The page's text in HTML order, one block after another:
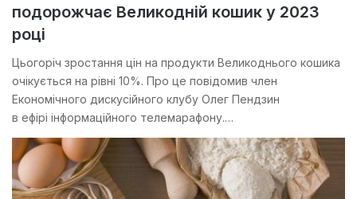
подорожчає Великодній кошик у 2023
році
Цьогоріч зростання цін на продукти Великоднього кошика
очікується на рівні 10%. Про це повідомив член
Економічного дискусійного клубу Олег Пендзин
в ефірі інформаційного телемарафону.…